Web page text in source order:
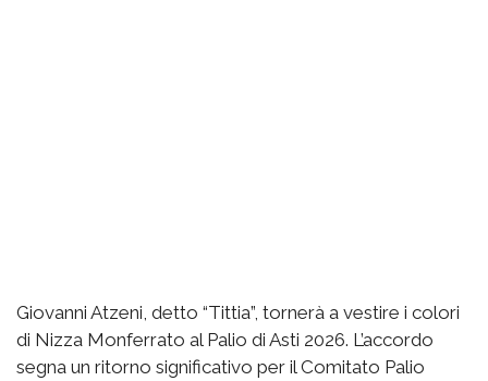
Giovanni Atzeni, detto “Tittia”, tornerà a vestire i colori
di Nizza Monferrato al Palio di Asti 2026. L’accordo
segna un ritorno significativo per il Comitato Palio